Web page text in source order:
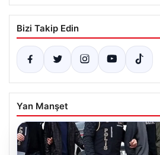
Bizi Takip Edin
Yan Manşet